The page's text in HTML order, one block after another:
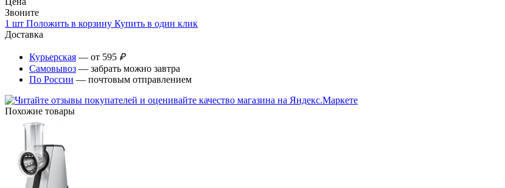
Звоните
1 шт Положить в корзину Купить в один клик
Доставка
Курьерская — от 595 ₽
Самовывоз — забрать можно завтра
По России — почтовым отправлением
Похожие товары